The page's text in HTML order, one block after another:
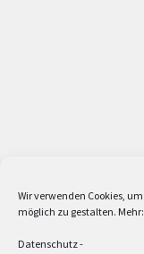
Wir verwenden Cookies,
möglich zu gestalten. Mehr:
Datenschutz-
2 Lieferzeiten gelten mit
Versandkostenfrei ab